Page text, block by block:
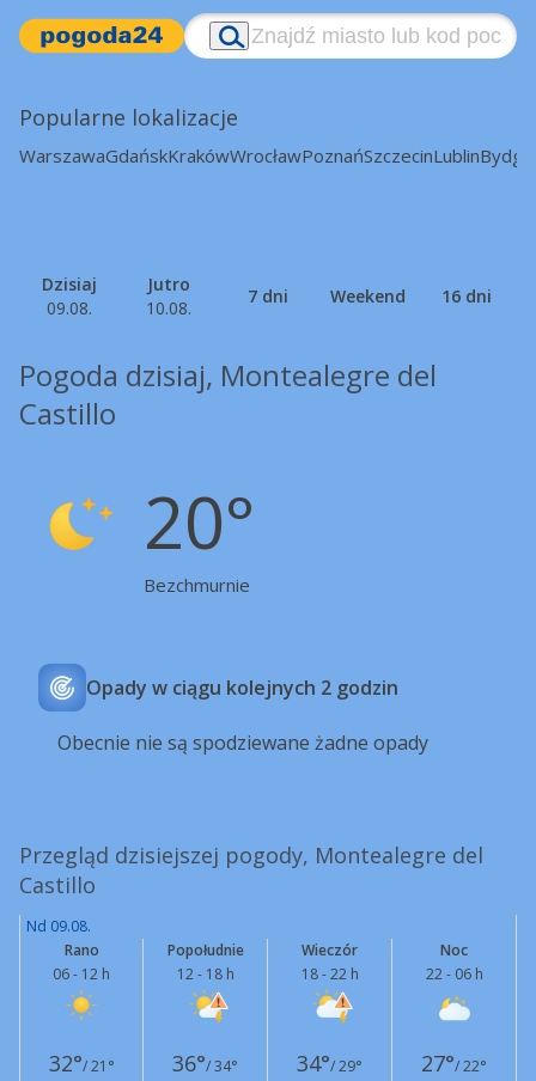
Popularne lokalizacje
WarszawaGdańskKrakówWrocławPoznańSzczecinLublin
Dzisiaj
09.08.
Jutro
10.08.
7 dni Weekend 16 dni
Pogoda dzisiaj, Montealegre del
Castillo
20°
Bezchmurnie
Opady w ciągu kolejnych 2 godzin
Obecnie nie są spodziewane żadne opady
Przegląd dzisiejszej pogody, Montealegre del
Castillo
Nd 09.08.
Rano
06 - 12 h
Popołudnie
12 - 18 h
Wieczór
18 - 22 h
Noc
22 - 06 h
32°/ 21° 36°/ 34° 34°/ 29° 27°/ 22°